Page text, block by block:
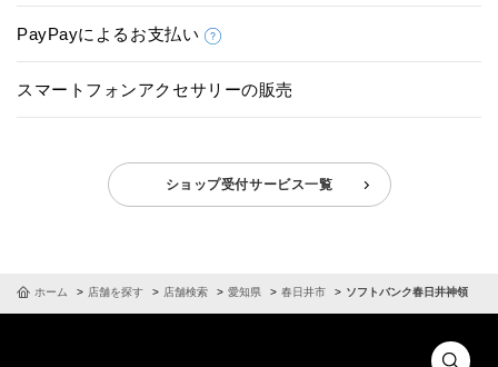
PayPayによるお支払い
スマートフォンアクセサリーの販売
ショップ受付サービス一覧
ホーム 店舗を探す 店舗検索 愛知県 春日井市 ソフトバンク春日井神領